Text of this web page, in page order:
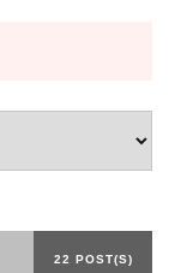
22 POST(S)